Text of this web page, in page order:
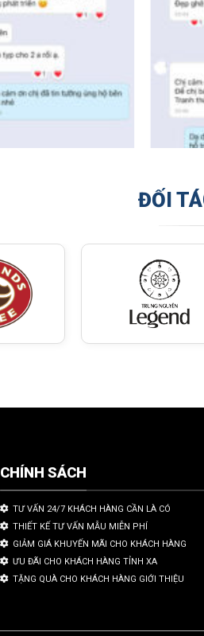
ĐỐI
CHÍNH SÁCH
TƯ VẤN 24/7 KHÁCH HÀNG CẦN LÀ CÓ
THIẾT KẾ TƯ VẤN MẪU MIỄN PHÍ
GIẢM GIÁ KHUYẾN MÃI CHO KHÁCH HÀNG
ƯU ĐÃI CHO KHÁCH HÀNG TỈNH XA
TẶNG QUÀ CHO KHÁCH HÀNG GIỚI THIỆU